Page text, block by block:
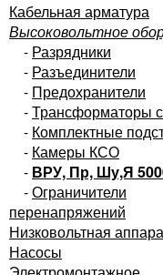
Кабельная арматура
Высоковольтное
- Разрядники
- Разъединители
- Предохранители
-Трансформаторы
- Комплектные
- Камеры КСО
- ВРУ, Пр, Шу,Я
-Ограничители
перенапряжений
Низковольтная
Насосы